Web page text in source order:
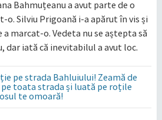
Bahmuțeanu a avut parte de o
o. Silviu Prigoană i-a apărut în vis și
marcat-o. Vedeta nu se aștepta să
dar iată că inevitabilul a avut loc.
pe strada Bahluiului! Zeamă de
toata strada și luată pe roțile
te omoară!